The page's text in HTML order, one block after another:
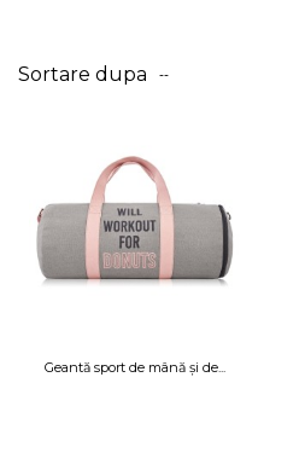
Sortare dupa --
Geantă sport de mână și de...